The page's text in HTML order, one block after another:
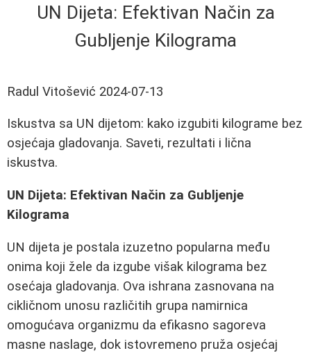
UN Dijeta: Efektivan Način za
Gubljenje Kilograma
Radul Vitošević 2024-07-13
Iskustva sa UN dijetom: kako izgubiti kilograme bez
osjećaja gladovanja. Saveti, rezultati i lična
iskustva.
UN Dijeta: Efektivan Način za Gubljenje
Kilograma
UN dijeta je postala izuzetno popularna među
onima koji žele da izgube višak kilograma bez
osećaja gladovanja. Ova ishrana zasnovana na
cikličnom unosu različitih grupa namirnica
omogućava organizmu da efikasno sagoreva
masne naslage, dok istovremeno pruža osjećaj